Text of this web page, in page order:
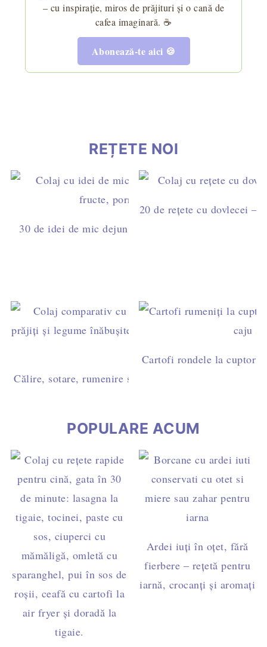
– cu inspirație, miros de prăjituri și o cană de
cafea imaginară. ☕
Abonează-te aici 🍪
REȚETE NOI
30 de idei de mic dejun rapid – rețete simple pentru
20 de rețete cu dovlecei –
Călire, sotare, rumenire sau prăjire? Diferențe și
Cartofi rondele la cuptor
POPULARE ACUM
Ardei iuți în oțet, fără
fierbere – rețetă pentru
iarnă, crocanți și aromați